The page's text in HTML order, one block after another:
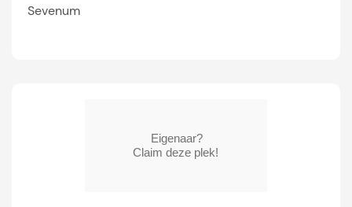
Sevenum